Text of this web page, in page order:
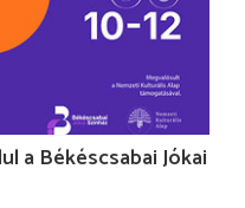
a Békéscsabai Jókai